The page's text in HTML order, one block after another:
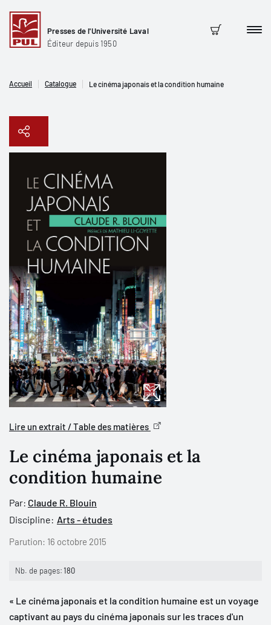
Presses de l'Université Laval
Éditeur depuis 1950
Panier
Accueil Catalogue Le cinéma japonais et la condition humaine
Lire un extrait / Table des matières
Le cinéma japonais et la
condition humaine
Par: Claude R. Blouin
Discipline: Arts - études
Parution: 16 octobre 2015
Nb. de pages:180
« Le cinéma japonais et la condition humaine est un voyage
captivant au pays du cinéma japonais sur les traces d'un